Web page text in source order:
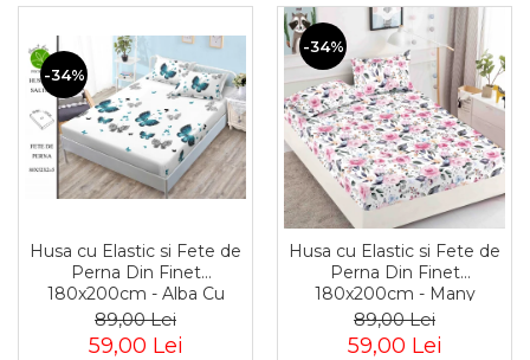
-34%
Husa cu Elastic si Fete de
Perna Din Finet
180x200cm - Alba Cu
Fluturasi
89,00 Lei
59,00 Lei
-34%
Husa cu Elastic si Fete de
Perna Din Finet
180x200cm - Many
Flowers
89,00 Lei
59,00 Lei